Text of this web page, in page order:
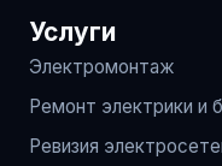
Услуги
Электромонтаж
Ремонт электрики и
Ревизия